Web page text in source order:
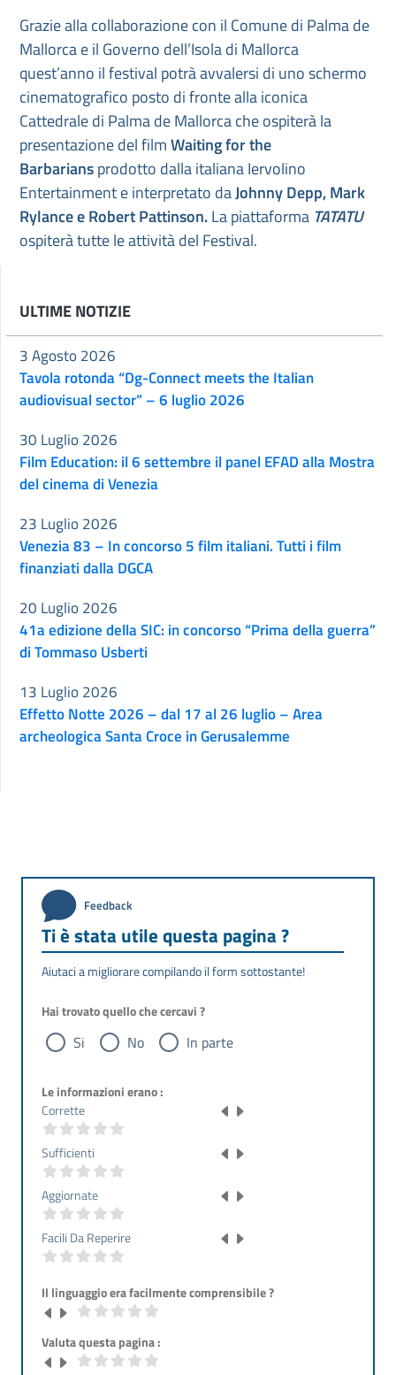
Grazie alla collaborazione con il Comune di Palma de
Mallorca e il Governo dell’Isola di Mallorca
quest’anno il festival potrà avvalersi di uno schermo
cinematografico posto di fronte alla iconica
Cattedrale di Palma de Mallorca che ospiterà la
presentazione del filmWaiting for the
Barbariansprodotto dalla italiana Iervolino
Entertainment e interpretato daJohnny Depp, Mark
Rylance e Robert Pattinson.La piattaforma TATATU
ospiterà tutte le attività del Festival.
ULTIME NOTIZIE
Tavola rotonda “Dg-Connect meets the Italian
audiovisual sector” – 6 luglio 2026
3 Agosto 2026
Film Education: il 6 settembre il panel EFAD alla Mostra
del cinema di Venezia
30 Luglio 2026
Venezia 83 – In concorso 5 film italiani. Tutti i film
finanziati dalla DGCA
23 Luglio 2026
41a edizione della SIC: in concorso “Prima della guerra”
di Tommaso Usberti
20 Luglio 2026
Effetto Notte 2026 – dal 17 al 26 luglio – Area
archeologica Santa Croce in Gerusalemme
13 Luglio 2026
Feedback
Ti è stata utile questa pagina ?
Aiutaci a migliorare compilando il form sottostante!
Hai trovato quello che cercavi ?
Si No In parte
Le informazioni erano :
Corrette
Sufficienti
Aggiornate
Facili Da Reperire
Il linguaggio era facilmente comprensibile ?
Valuta questa pagina :